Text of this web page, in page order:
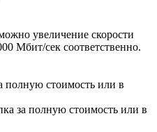
увеличение скорости
Мбит/сек соответственно.
полную стоимость или в
за полную стоимость или в